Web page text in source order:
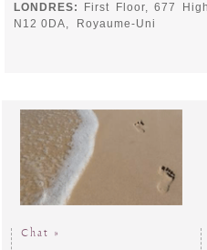
LONDRES: First Floor, 677
N12 0DA, Royaume-Uni
Chat »